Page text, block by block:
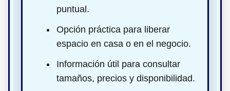
puntual.
Opción práctica para liberar
espacio en casa o en el negocio.
Información útil para consultar
tamaños, precios y disponibilidad.